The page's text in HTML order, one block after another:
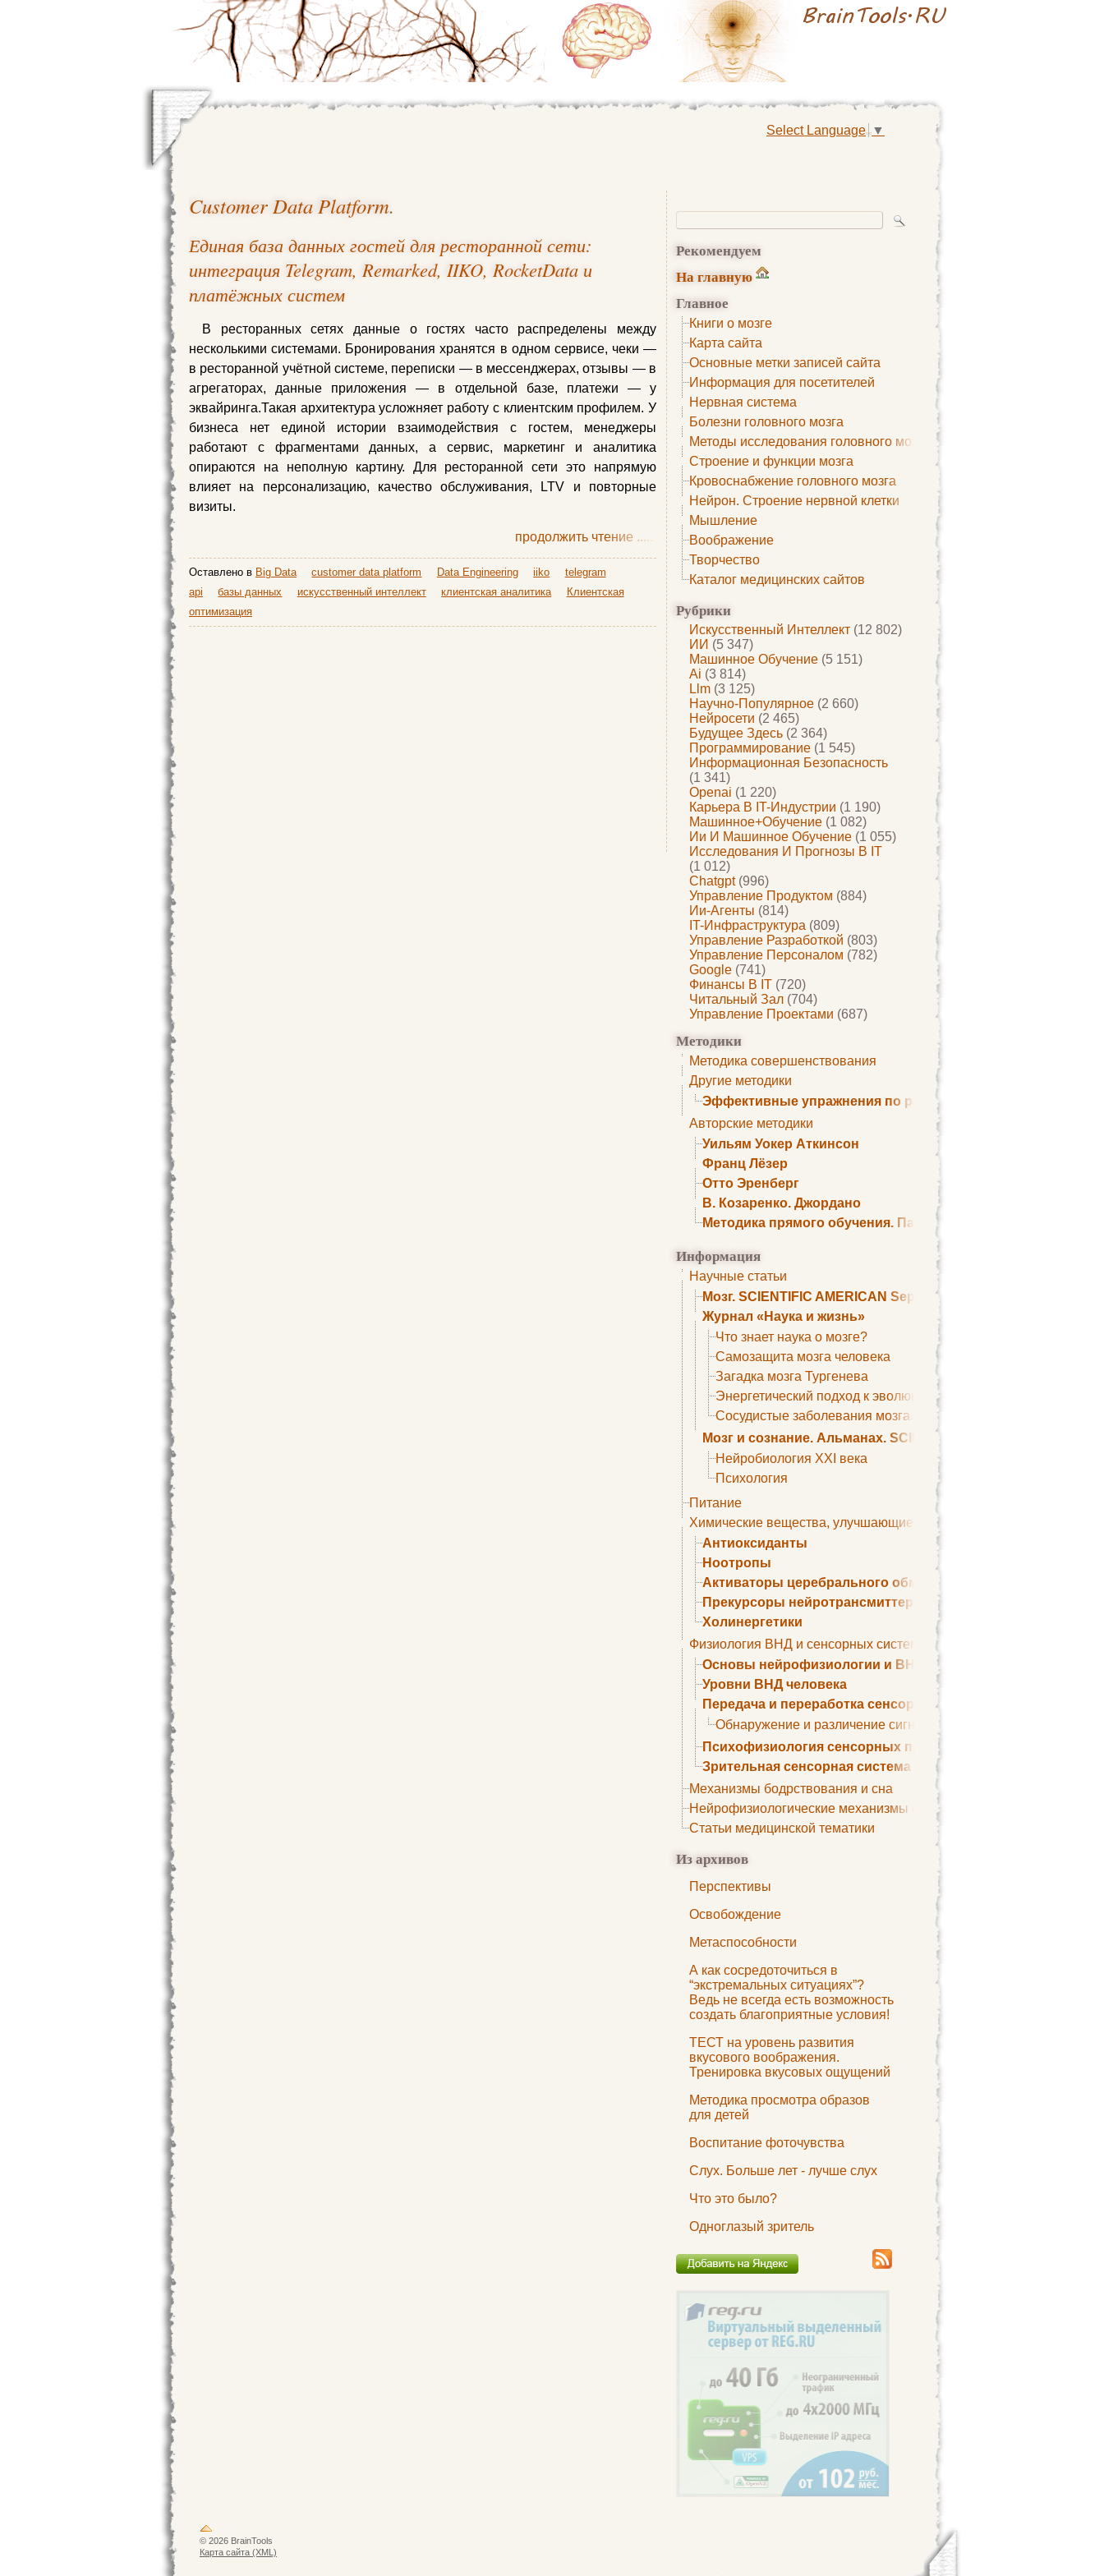
Select Language ▼
Рекомендуем
На главную
Главное
Книги о мозге
Карта сайта
Основные метки записей сайта
Информация для посетителей
Нервная система
Болезни головного мозга
Методы исследования головного мозга
Строение и функции мозга
Кровоснабжение головного мозга
Нейрон. Строение нервной клетки
Мышление
Воображение
Творчество
Каталог медицинских сайтов
Рубрики
Искусственный Интеллект (12 802)
ИИ (5 347)
Машинное Обучение (5 151)
Ai (3 814)
Llm (3 125)
Научно-Популярное (2 660)
Нейросети (2 465)
Будущее Здесь (2 364)
Программирование (1 545)
Информационная Безопасность
(1 341)
Openai (1 220)
Карьера В IT-Индустрии (1 190)
Машинное+обучение (1 082)
Ии И Машинное Обучение (1 055)
Исследования И Прогнозы В IT
(1 012)
Chatgpt(996)
Управление Продуктом (884)
Ии-Агенты (814)
IT-Инфраструктура (809)
Управление Разработкой (803)
Управление Персоналом (782)
Google (741)
Финансы В IT (720)
Читальный Зал (704)
Управление Проектами (687)
Методики
Методика совершенствования
Другие методики
Эффективные упражнения по развитию памяти
Авторские методики
Уильям Уокер Аткинсон
Франц Лёзер
Отто Эренберг
В. Козаренко. Джордано
Методика прямого обучения. Пауль Шелли
Информация
Научные статьи
Мозг. SCIENTIFIC AMERICAN September 1979
Журнал «Наука и жизнь»
Что знает наука о мозге?
Самозащита мозга человека
Загадка мозга Тургенева
Энергетический подход к эволюции мозга
Сосудистые заболевания мозга. Все может начаться с
Мозг и сознание. Альманах. SCIENTIFIC AMERICAN
Нейробиология XXI века
Психология
Питание
Химические вещества, улучшающие умственные способности
Антиоксиданты
Ноотропы
Активаторы церебрального обмена веществ
Прекурсоры нейротрансмиттеров
Холинергетики
Физиология ВНД и сенсорных систем
Основы нейрофизиологии и ВНД
Уровни ВНД человека
Передача и переработка сенсорных сигналов
Обнаружение и различение сигналов. Сенсорная рецепция
Психофизиология сенсорных процессов
Зрительная сенсорная система
Механизмы бодрствования и сна
Нейрофизиологические механизмы сна
Статьи медицинской тематики
Из архивов
Перспективы
Освобождение
Метаспособности
А как сосредоточиться в
“экстремальных ситуациях”?
Ведь не всегда есть возможность
создать благоприятные условия!
ТЕСТ на уровень развития
вкусового воображения.
Тренировка вкусовых ощущений
Методика просмотра образов
для детей
Воспитание фоточувства
Слух. Больше лет - лучше слух
Что это было?
Одноглазый зритель
Customer Data Platform.
Единая база данных гостей для ресторанной сети:
интеграция Telegram, Remarked, IIKO, RocketData и
платёжных систем
В ресторанных сетях данные о гостях часто распределены между
несколькими системами. Бронирования хранятся в одном сервисе, чеки —
в ресторанной учётной системе, переписки — в мессенджерах, отзывы — в
агрегаторах, данные приложения — в отдельной базе, платежи — у
эквайринга.Такая архитектура усложняет работу с клиентским профилем. У
бизнеса нет единой истории взаимодействия с гостем, менеджеры
работают с фрагментами данных, а сервис, маркетинг и аналитика
опираются на неполную картину. Для ресторанной сети это напрямую
влияет на персонализацию, качество обслуживания, LTV и повторные
визиты.
продолжить чтение ......
Оставлено в Big Data customer data platform Data Engineering iiko
telegram
api
базы данных искусственный интеллект клиентская аналитика
Клиентская
оптимизация
© 2026 BrainTools
Карта сайта (XML)